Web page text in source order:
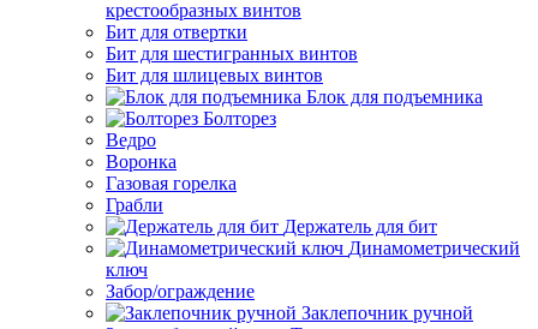
крестообразных винтов
Бит для отвертки
Бит для шестигранных винтов
Бит для шлицевых винтов
Блок для подъемника
Болторез
Ведро
Воронка
Газовая горелка
Грабли
Держатель для бит
Динамометрический
ключ
Забор/ограждение
Заклепочник ручной